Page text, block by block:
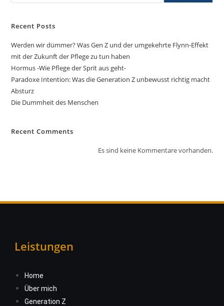
Recent Posts
Werden wir dümmer? Was Gen Z und der umgekehrte Flynn-Effekt
mit der Zukunft der Pflege zu tun haben
Hormus -Wie Pflege der Sprit aus geht-
Paradoxe Intention: Was die Generation Z unbewusst richtig macht
Absturz
Die Dummheit des Menschen
Recent Comments
Es sind keine Kommentare vorhanden.
Leistungen
Home
Über mich
Generation Z